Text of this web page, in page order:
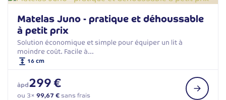
Matelas Juno - pratique et déhoussable
à petit prix
Solution économique et simple pour équiper un lit à
moindre coût. Facile à…
16 cm
àpd299 €
ou 3× 99,67 €sans frais